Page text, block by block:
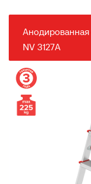
NV 3127А